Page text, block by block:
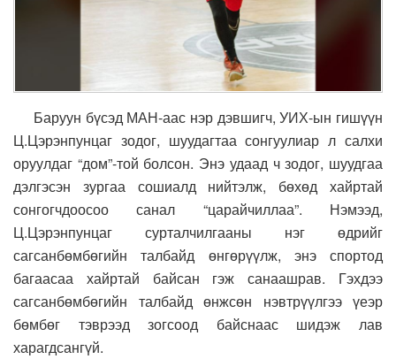
Баруун бүсэд МАН-аас нэр дэвшигч, УИХ-ын гишүүн
Ц.Цэрэнпунцаг зодог, шуудагтаа сонгуулиар л салхи
оруулдаг “дом”-той болсон. Энэ удаад ч зодог, шуудгаа
дэлгэсэн зургаа сошиалд нийтэлж, бөхөд хайртай
сонгогчдоосоо санал “царайчиллаа”. Нэмээд,
Ц.Цэрэнпунцаг сурталчилгааны нэг өдрийг
сагсанбөмбөгийн талбайд өнгөрүүлж, энэ спортод
багаасаа хайртай байсан гэж санаашрав. Гэхдээ
сагсанбөмбөгийн талбайд өнжсөн нэвтрүүлгээ үеэр
бөмбөг тэврээд зогсоод байснаас шидэж лав
харагдсангүй.